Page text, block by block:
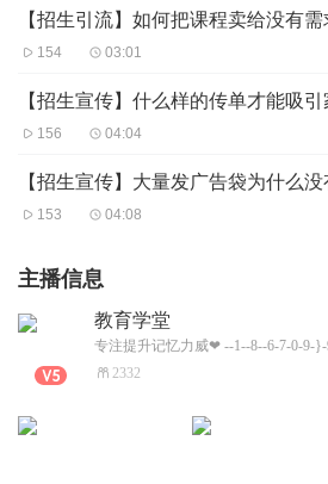
【招生引流】如何把课程卖给没有需
154 03:01
【招生宣传】什么样的传单才能吸引
156 04:04
【招生宣传】大量发广告袋为什么没
153 04:08
主播信息
教育学堂
2332